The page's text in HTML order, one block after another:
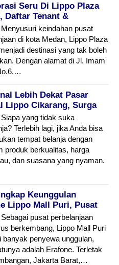
Seru Di Lippo Plaza
Daftar Tenant &
Berbelanja
keindahan pusat
di kota Medan, Lippo Plaza
destinasi yang tak boleh
Dengan alamat di Jl. Imam
Lebih Dekat Pasar
Lippo Cikarang, Surga
Di Tengah Kota
yang tidak suka
Terlebih lagi, jika Anda bisa
tempat belanja dengan
produk berkualitas, harga
dan suasana yang nyaman.
Keunggulan
Lippo Mall Puri, Pusat
Jakarta Barat
pusat perbelanjaan
berkembang, Lippo Mall Puri
banyak penyewa unggulan,
adalah Erafone. Terletak
Jakarta Barat,…